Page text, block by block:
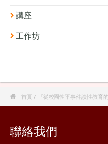
講座
工作坊
 首頁 / 『從校園性平事件談性教育
聯絡我們